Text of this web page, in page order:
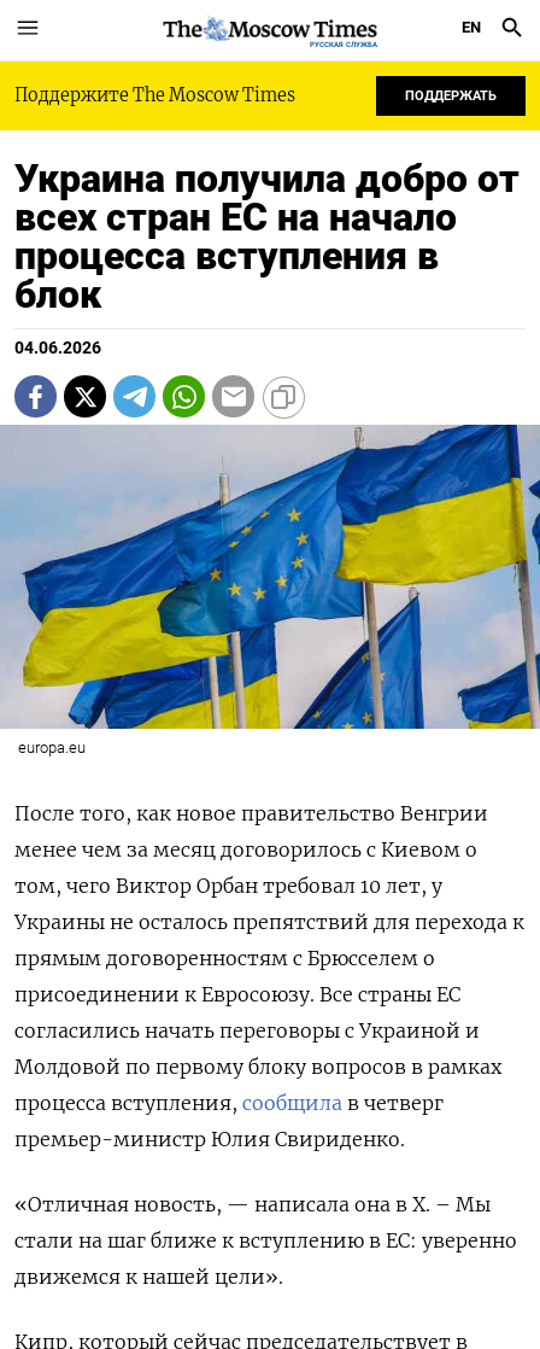
РУССКАЯ СЛУЖБА
EN
Поддержите The Moscow Times ПОДДЕРЖАТЬ
Украина получила добро от
всех стран ЕС на начало
процесса вступления в
блок
04.06.2026
europa.eu
После того, как новое правительство Венгрии
менее чем за месяц договорилось с Киевом о
том, чего Виктор Орбан требовал 10 лет, у
Украины не осталось препятствий для перехода к
прямым договоренностям с Брюсселем о
присоединении к Евросоюзу. Все страны ЕС
согласились начать переговоры с Украиной и
Молдовой по первому блоку вопросов в рамках
процесса вступления, сообщила в четверг
премьер-министр Юлия Свириденко.
«Отличная новость, — написала она в X. – Мы
стали на шаг ближе к вступлению в ЕС: уверенно
движемся к нашей цели».
Кипр, который сейчас председательствует в